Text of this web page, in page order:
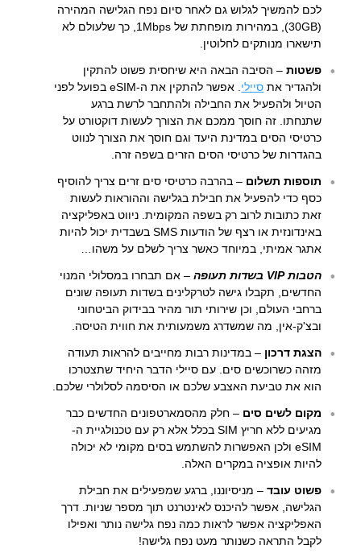
לכם להמשיך לגלוש גם לאחר סיום נפח הגלישה המהירה
(30GB), במהירות מופחתת של 1Mbps, כך שלעולם לא
תישארו מנותקים לחלוטין.
פשטות – הסיבה הבאה היא שיחסית פשוט להתקין
ולהגדיר את סיילי
. אפשר להתקין את ה-eSIM בפועל לפני
הטיול ולהפעיל את החבילה ולהתחבר לרשת ברגע
שתנחתו. זה חוסך ממכם את הצורך לעשות דוקטורט על
כרטיסי הסים במדינת היעד וגם חוסך את הצורך לנווט
בהגדרות של כרטיסי הסים הזרים בשפה זרה.
תוספות תשלום – בהרבה כרטיסי סים זרים צריך להוסיף
כסף כדי להפעיל את חבילת בגלישה וההוראות לעשות
זאת כתובות לרוב רק בשפה המקומית. ניווט באפליקציה
באינדונזית או רצף של הודעות SMS בשבדית יכול להיות
אתגר אמיתי, במיוחד כאשר צריך לשלם על משהו…
הטבות VIP בשדות תעופה
– אם תבחרו במסלולי המנוי
החדשים, תקבלו גישה לטרקלינים בשדות תעופה שונים
ברחבי העולם, וכן שירותי תור מהיר בבידוק הביטחוני
ובצ'ק-אין, מה שמשדרג משמעותית את חווית הטיסה.
הצגת דרכון – במדינות רבות מחייבים להראות תעודה
מזהה כשרוכשים סים. עם סיילי הדבר היחיד שתצטרכו
הוא את טביעת האצבע שלכם או הסיסמה לסלולרי שלכם.
מקום לשים סים – חלק מהסמארטפונים החדשים כבר
מגיעים ללא חריץ SIM בכלל אלא רק עם טכנולגיית ה-
eSIM ולכן האפשרות להשתמש בסים מקומי לא יכולה
להיות אופציה במקרים האלה.
פשוט עובד– מניסיוננו, ברגע שמפעילים את חבילת
הגלישה, אפשר להיכנס לאינטרנט תוך מספר שניות. דרך
האפליקציה אפשר לראות כמה נפח גלישה נותר ואפילו
לקבל התראה כשנותר מעט נפח גלישה!